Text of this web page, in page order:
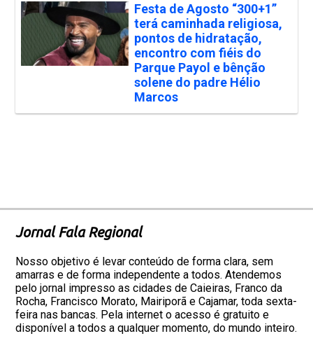
Festa de Agosto “300+1”
terá caminhada religiosa,
pontos de hidratação,
encontro com fiéis do
Parque Payol e bênção
solene do padre Hélio
Marcos
Jornal Fala Regional
Nosso objetivo é levar conteúdo de forma clara, sem
amarras e de forma independente a todos. Atendemos
pelo jornal impresso as cidades de Caieiras, Franco da
Rocha, Francisco Morato, Mairiporã e Cajamar, toda sexta-
feira nas bancas. Pela internet o acesso é gratuito e
disponível a todos a qualquer momento, do mundo inteiro.